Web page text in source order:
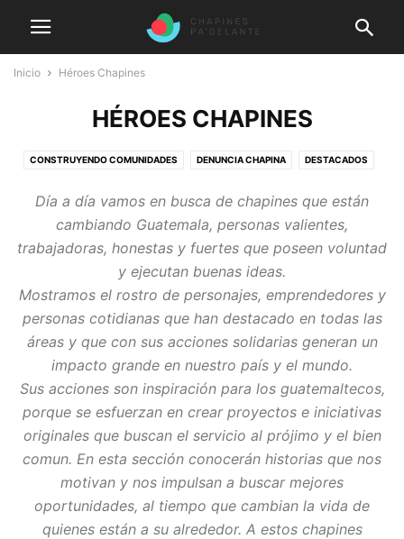
Inicio Héroes Chapines
HÉROES CHAPINES
CONSTRUYENDO COMUNIDADES DENUNCIA CHAPINA DESTACADOS
LA VOZ DEL MIGRANTE NOTICHAPINES PODCAST CHAPÍN
Día a día vamos en busca de chapines que están
cambiando Guatemala, personas valientes,
trabajadoras, honestas y fuertes que poseen voluntad
y ejecutan buenas ideas.
Mostramos el rostro de personajes, emprendedores y
personas cotidianas que han destacado en todas las
áreas y que con sus acciones solidarias generan un
impacto grande en nuestro país y el mundo.
Sus acciones son inspiración para los guatemaltecos,
porque se esfuerzan en crear proyectos e iniciativas
originales que buscan el servicio al prójimo y el bien
comun. En esta sección conocerán historias que nos
motivan y nos impulsan a buscar mejores
oportunidades, al tiempo que cambian la vida de
quienes están a su alrededor. A estos chapines